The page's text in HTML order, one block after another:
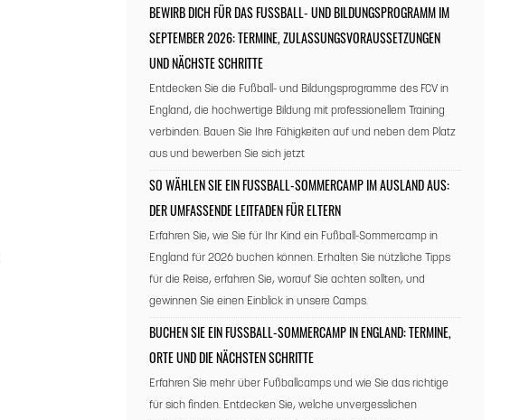
BEWIRB DICH FÜR DAS FUSSBALL- UND BILDUNGSPROGRAMM IM S
EPTEMBER 2026: TERMINE, ZULASSUNGSVORAUSSETZUNGEN U
ND NÄCHSTE SCHRITTE
Entdecken Sie die Fußball- und Bildungsprogramme des FCV in
England, die hochwertige Bildung mit professionellem Training
verbinden. Bauen Sie Ihre Fähigkeiten auf und neben dem Platz
aus und bewerben Sie sich jetzt
SO WÄHLEN SIE EIN FUSSBALL-SOMMERCAMP IM AUSLAND AUS: D
ER UMFASSENDE LEITFADEN FÜR ELTERN
Erfahren Sie, wie Sie für Ihr Kind ein Fußball-Sommercamp in
England für 2026 buchen können. Erhalten Sie nützliche Tipps
für die Reise, erfahren Sie, worauf Sie achten sollten, und
gewinnen Sie einen Einblick in unsere Camps.
BUCHEN SIE EIN FUSSBALL-SOMMERCAMP IN ENGLAND: TERMINE, O
RTE UND DIE NÄCHSTEN SCHRITTE
Erfahren Sie mehr über Fußballcamps und wie Sie das richtige
für sich finden. Entdecken Sie, welche unvergesslichen